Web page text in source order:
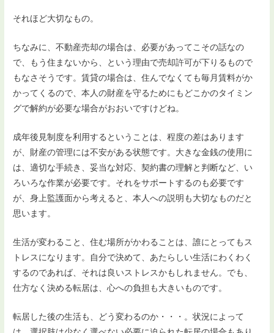
それほど大切なもの。
ちなみに、不動産売却の場合は、必要があってこその話なの
で、もう住まないから、という理由で売却許可が下りるもので
もなさそうです。賃貸の場合は、住んでなくても毎月賃料がか
かってくるので、本人の財産を守るためにもどこかのタイミン
グで解約が必要な場合がおおいですけどね。
成年後見制度を利用するということは、程度の差はあります
が、財産の管理には不安がある状態です。大きな金銭の使用に
は、適切な手続き、妥当な対応、契約書の理解と判断など、い
ろいろな作業が必要です。それをサポートするのも必要です
が、身上監護面から考えると、本人への説明も大切なものだと
思います。
生活が変わること、住む場所がかわることは、誰にとってもス
トレスになります。自分で決めて、あたらしい生活にわくわく
するのであれば、それは良いストレスかもしれません。でも、
仕方なく決める転居は、心への負担も大きいものです。
転居した後の生活も、どう変わるのか・・・。状況によって